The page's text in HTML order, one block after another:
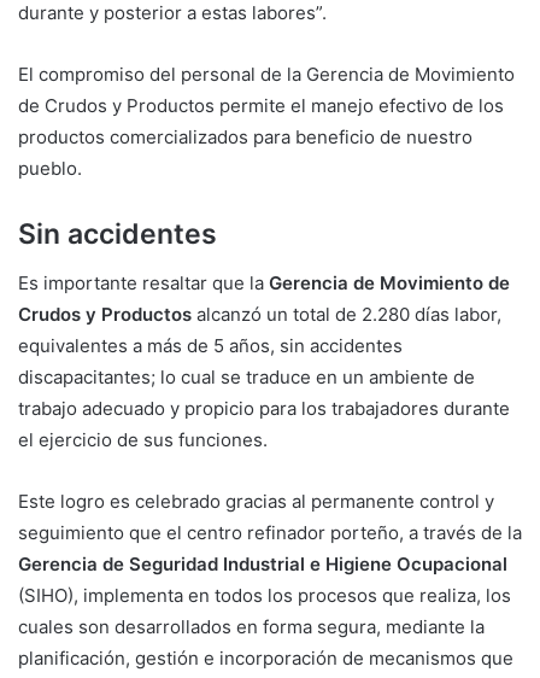
durante y posterior a estas labores”.
El compromiso del personal de la Gerencia de Movimiento
de Crudos y Productos permite el manejo efectivo de los
productos comercializados para beneficio de nuestro
pueblo.
Sin accidentes
Es importante resaltar que la Gerencia de Movimiento de
Crudos y Productos alcanzó un total de 2.280 días labor,
equivalentes a más de 5 años, sin accidentes
discapacitantes; lo cual se traduce en un ambiente de
trabajo adecuado y propicio para los trabajadores durante
el ejercicio de sus funciones.
Este logro es celebrado gracias al permanente control y
seguimiento que el centro refinador porteño, a través de la
Gerencia de Seguridad Industrial e Higiene Ocupacional
(SIHO), implementa en todos los procesos que realiza, los
cuales son desarrollados en forma segura, mediante la
planificación, gestión e incorporación de mecanismos que